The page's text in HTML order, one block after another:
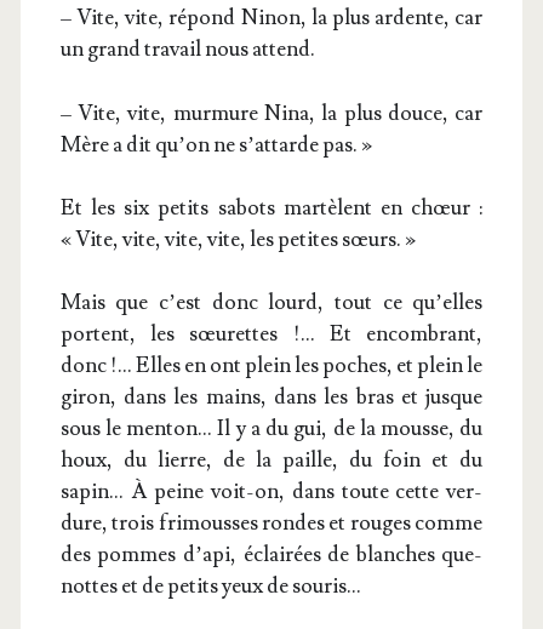
– Vite, vite, répond Ninon, la plus ardente, car
un grand tra­vail nous attend.
– Vite, vite, mur­mure Nina, la plus douce, car
Mère a dit qu’on ne s’attarde pas. »
Et les six petits sabots mar­tèlent en chœur :
« Vite, vite, vite, vite, les petites sœurs. »
Mais que c’est donc lourd, tout ce qu’elles
portent, les sœu­rettes !… Et encom­brant,
donc !… Elles en ont plein les poches, et plein le
giron, dans les mains, dans les bras et jusque
sous le men­ton… Il y a du gui, de la mousse, du
houx, du lierre, de la paille, du foin et du
sapin… À peine voit-on, dans toute cette ver­
dure, trois fri­mousses rondes et rouges comme
des pommes d’api, éclai­rées de blanches que­
nottes et de petits yeux de souris…